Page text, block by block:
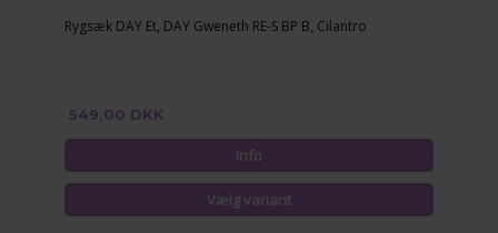
Rygsæk DAY Et, DAY Gweneth RE-S BP B, Cilantro
549,00 DKK